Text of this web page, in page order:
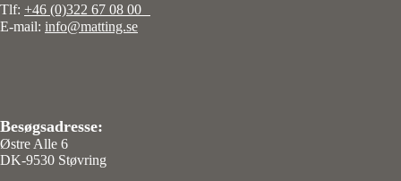
Tlf: +46 (0)322 67 08 00
E-mail: info@matting.se
Besøgsadresse:
Østre Alle 6
DK-9530 Støvring